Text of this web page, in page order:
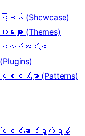
ပြခန်း (Showcase)
သီးမားများ (Themes)
ပလပ်အင်များ
(Plugins)
ပုံစံငယ်များ (Patterns)
ပါဝင်ဆောင်ရွက်ရန်